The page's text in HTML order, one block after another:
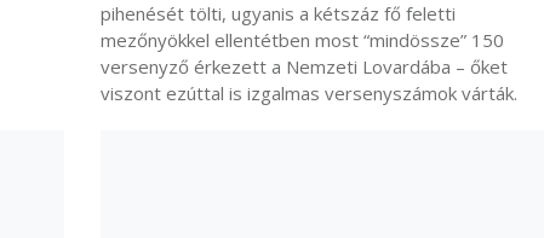
pihenését tölti, ugyanis a kétszáz fő feletti
mezőnyökkel ellentétben most “mindössze” 150
versenyző érkezett a Nemzeti Lovardába – őket
viszont ezúttal is izgalmas versenyszámok várták.